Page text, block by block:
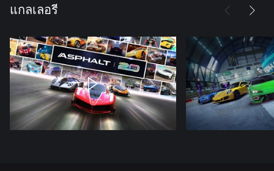
แกลเลอรี